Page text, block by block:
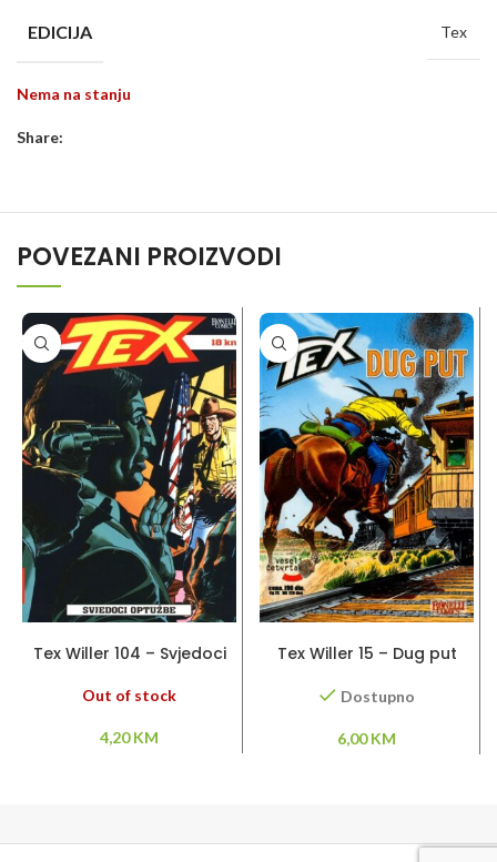
EDICIJA Tex
Nema na stanju
Share:
POVEZANI PROIZVODI
Tex Willer 104 – Svjedoci
Out of stock
4,20KM
Tex Willer 15 – Dug put
Dostupno
6,00KM